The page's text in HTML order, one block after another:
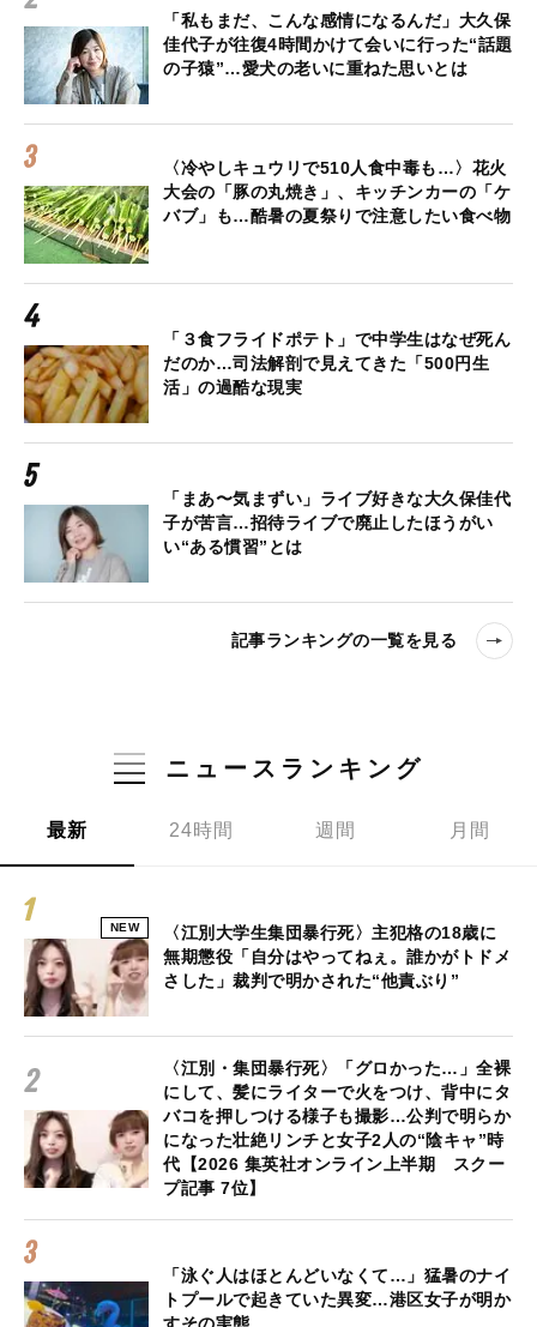
「私もまだ、こんな感情になるんだ」大久保
佳代子が往復4時間かけて会いに行った“話題
の子猿”…愛犬の老いに重ねた思いとは
〈冷やしキュウリで510人食中毒も…〉花火
大会の「豚の丸焼き」、キッチンカーの「ケ
バブ」も…酷暑の夏祭りで注意したい食べ物
「３食フライドポテト」で中学生はなぜ死ん
だのか…司法解剖で見えてきた「500円生
活」の過酷な現実
「まあ〜気まずい」ライブ好きな大久保佳代
子が苦言…招待ライブで廃止したほうがい
い“ある慣習”とは
記事ランキングの一覧を見る
ニュースランキング
最新 24時間 週間 月間
NEW
〈江別大学生集団暴行死〉主犯格の18歳に
無期懲役「自分はやってねぇ。誰かがトドメ
さした」裁判で明かされた“他責ぶり”
〈江別・集団暴行死〉「グロかった…」全裸
にして、髪にライターで火をつけ、背中にタ
バコを押しつける様子も撮影…公判で明らか
になった壮絶リンチと女子2人の“陰キャ”時
代【2026 集英社オンライン上半期 スクー
プ記事 7位】
「泳ぐ人はほとんどいなくて…」猛暑のナイ
トプールで起きていた異変…港区女子が明か